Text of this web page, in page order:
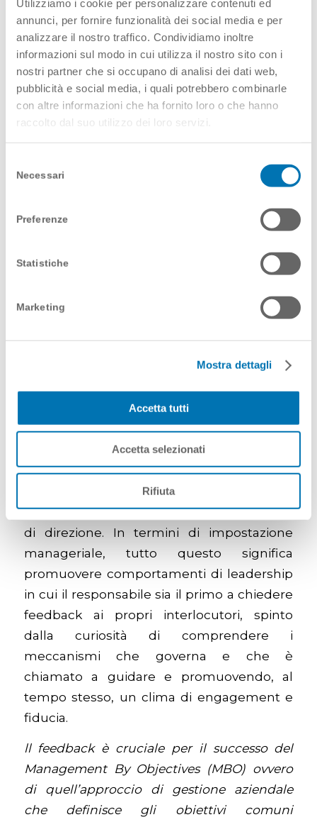
Utilizziamo i cookie per personalizzare contenuti ed
annunci, per fornire funzionalità dei social media e per
analizzare il nostro traffico. Condividiamo inoltre
informazioni sul modo in cui utilizza il nostro sito con i
nostri partner che si occupano di analisi dei dati web,
pubblicità e social media, i quali potrebbero combinarle
con altre informazioni che ha fornito loro o che hanno
raccolto dal suo utilizzo dei loro servizi.
delNecessari
Preferenze
Statistiche
Marketing
Mostra dettagli
Accetta tutti
Accetta selezionati
Rifiuta
realtà, motivo per cui sono parziali e
possibilmente distorti se non vengono
discussi, in ottica di scambio di feedback e
adattamento reciproco, con il nostro
interlocutore. Che dire invece del feedback
di riconoscimento rispetto al feedback
positivo? Se riconosco qualcosa al mio
interlocutore metto in primo piano l’altro e
non me stesso e il mio giudizio, quindi
(che è il reale protagonista) di
qualcosa a cui non aveva pensato nel suo
ai nostri pensieri che influenzano le nostre
Una cultura aziendale orientata al feedback
Costruire una cultura del feedback
richiede tempo e non è certo un processo
lineare ed esente da ripensamenti e cambi
di direzione. In termini di impostazione
manageriale, tutto questo significa
promuovere comportamenti di leadership
in cui il responsabile sia il primo a chiedere
feedback ai propri interlocutori, spinto
dalla curiosità di comprendere i
meccanismi che governa e che è
chiamato a guidare e promuovendo, al
tempo stesso, un clima di engagement e
fiducia.
ll feedback è cruciale per il successo del
Management By Objectives (MBO) ovvero
di quell’approccio di gestione aziendale
che definisce gli obiettivi comuni